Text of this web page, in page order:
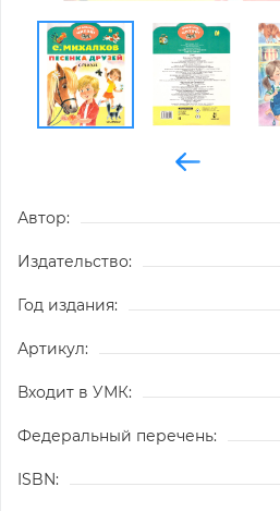
Автор:
Издательство:
Год издания:
Артикул:
Входит в УМК:
Федеральный перечень:
ISBN: